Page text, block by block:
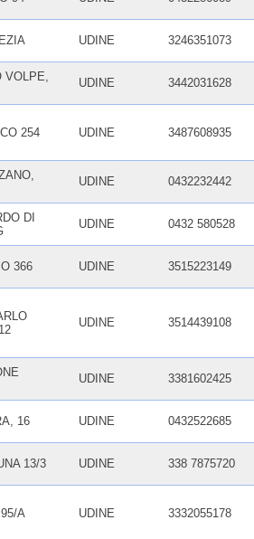
UDINE 3246351073
VOLPE,
UDINE 3442031628
254 UDINE 3487608935
UDINE 0432232442
DI
UDINE 0432 580528
366 UDINE 3515223149
UDINE 3514439108
UDINE 3381602425
16 UDINE 0432522685
13/3 UDINE 338 7875720
A UDINE 3332055178